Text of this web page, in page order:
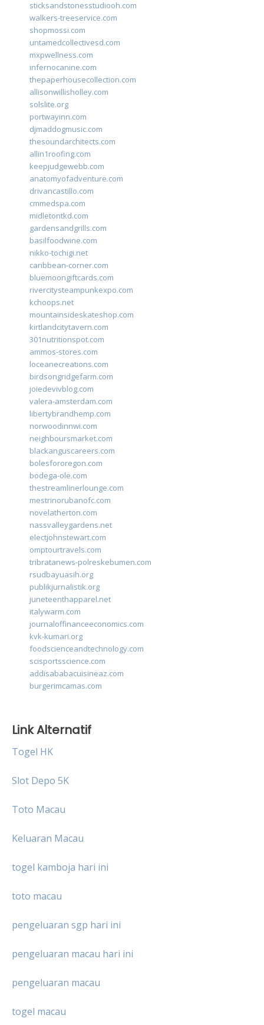
sticksandstonesstudiooh.com
walkers-treeservice.com
shopmossi.com
untamedcollectivesd.com
mxpwellness.com
infernocanine.com
thepaperhousecollection.com
allisonwillisholley.com
solslite.org
portwayinn.com
djmaddogmusic.com
thesoundarchitects.com
allin1roofing.com
keepjudgewebb.com
anatomyofadventure.com
drivancastillo.com
cmmedspa.com
midletontkd.com
gardensandgrills.com
basilfoodwine.com
nikko-tochigi.net
caribbean-corner.com
bluemoongiftcards.com
rivercitysteampunkexpo.com
kchoops.net
mountainsideskateshop.com
kirtlandcitytavern.com
301nutritionspot.com
ammos-stores.com
loceanecreations.com
birdsongridgefarm.com
joiedevivblog.com
valera-amsterdam.com
libertybrandhemp.com
norwoodinnwi.com
neighboursmarket.com
blackanguscareers.com
bolesfororegon.com
bodega-ole.com
thestreamlinerlounge.com
mestrinorubanofc.com
novelatherton.com
nassvalleygardens.net
electjohnstewart.com
omptourtravels.com
tribratanews-polreskebumen.com
rsudbayuasih.org
publikjurnalistik.org
juneteenthapparel.net
italywarm.com
journaloffinanceeconomics.com
kvk-kumari.org
foodscienceandtechnology.com
scisportsscience.com
addisababacuisineaz.com
burgerimcamas.com
Link Alternatif
Togel HK
Slot Depo 5K
Toto Macau
Keluaran Macau
togel kamboja hari ini
toto macau
pengeluaran sgp hari ini
pengeluaran macau hari ini
pengeluaran macau
togel macau